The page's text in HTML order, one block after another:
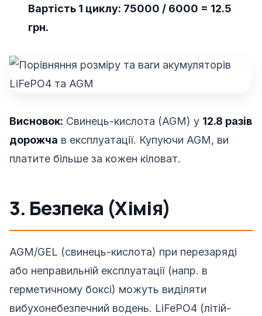
Вартість 1 циклу: 75000 / 6000 = 12.5
грн.
Висновок: Свинець-кислота (AGM) у 12.8 разів
дорожча в експлуатації. Купуючи AGM, ви
платите більше за кожен кіловат.
3. Безпека (Хімія)
AGM/GEL (свинець-кислота) при перезаряді
або неправильній експлуатації (напр. в
герметичному боксі) можуть виділяти
вибухонебезпечний водень. LiFePO4 (літій-